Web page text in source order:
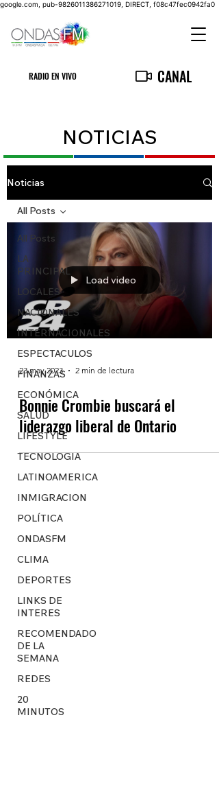
google.com, pub-9826011386271019, DIRECT, f08c47fec0942fa0
RADIO EN VIVO CANAL
NOTICIAS
Noticias
All Posts
LA
PRINCIPAL
LOCALES
NACIONALES
INTERNACIONALES
ESPECTACULOS
FINANZAS
ECONÓMICA
SALUD
LIFESTYLE
TECNOLOGIA
LATINOAMERICA
INMIGRACION
POLÍTICA
ONDASFM
CLIMA
DEPORTES
LINKS DE
INTERES
RECOMENDADO
DE LA
SEMANA
REDES
20
MINUTOS
All Posts
Load video
23 may 2023 2 min de lectura
Bonnie Crombie buscará el
liderazgo liberal de Ontario